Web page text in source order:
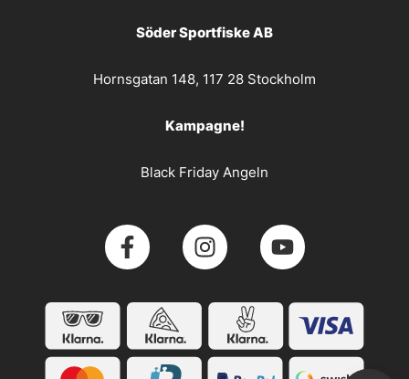
Söder Sportfiske AB
Hornsgatan 148, 117 28 Stockholm
Kampagne!
Black Friday Angeln